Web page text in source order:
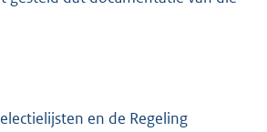
en de Regeling